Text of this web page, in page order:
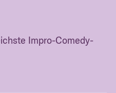
Impro-Comedy-